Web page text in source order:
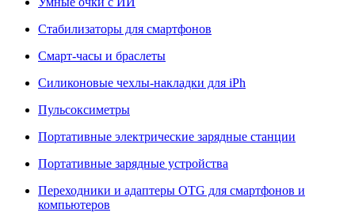
Стабилизаторы для смартфонов
Смарт-часы и браслеты
Силиконовые чехлы-накладки для iPh
Пульсоксиметры
Портативные электрические зарядные станции
Портативные зарядные устройства
Переходники и адаптеры OTG для смартфонов и
компьютеров